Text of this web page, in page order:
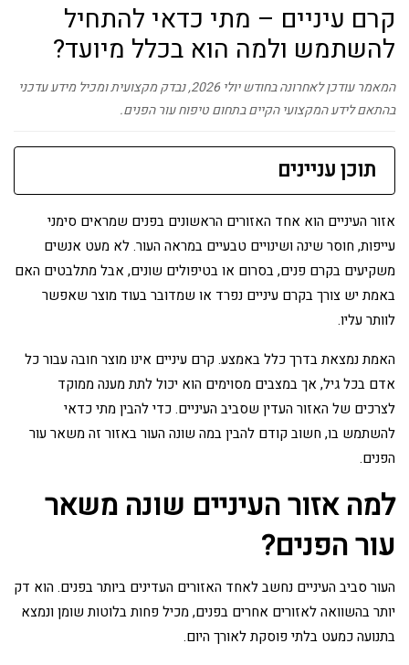
קרם עיניים – מתי כדאי להתחיל
להשתמש ולמה הוא בכלל מיועד?
המאמר עודכן לאחרונה בחודש יולי 2026, נבדק מקצועית ומכיל מידע עדכני
בהתאם לידע המקצועי הקיים בתחום טיפוח עור הפנים.
תוכן עניינים
אזור העיניים הוא אחד האזורים הראשונים בפנים שמראים סימני
עייפות, חוסר שינה ושינויים טבעיים במראה העור. לא מעט אנשים
משקיעים בקרם פנים, בסרום או בטיפולים שונים, אבל מתלבטים האם
באמת יש צורך בקרם עיניים נפרד או שמדובר בעוד מוצר שאפשר
לוותר עליו.
האמת נמצאת בדרך כלל באמצע. קרם עיניים אינו מוצר חובה עבור כל
אדם בכל גיל, אך במצבים מסוימים הוא יכול לתת מענה ממוקד
לצרכים של האזור העדין שסביב העיניים. כדי להבין מתי כדאי
להשתמש בו, חשוב קודם להבין במה שונה העור באזור זה משאר עור
הפנים.
למה אזור העיניים שונה משאר
עור הפנים?
העור סביב העיניים נחשב לאחד האזורים העדינים ביותר בפנים. הוא דק
יותר בהשוואה לאזורים אחרים בפנים, מכיל פחות בלוטות שומן ונמצא
בתנועה כמעט בלתי פוסקת לאורך היום.